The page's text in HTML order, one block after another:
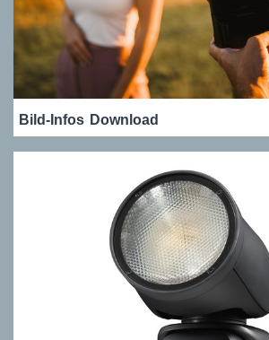
Bild-Infos Download